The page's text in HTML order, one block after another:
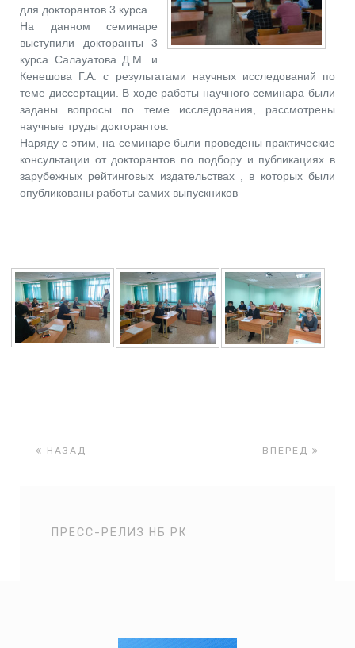
для докторантов 3 курса.
На данном семинаре
выступили докторанты 3
курса Салауатова Д.М. и
Кенешова Г.А. с результатами научных исследований по
теме диссертации. В ходе работы научного семинара были
заданы вопросы по теме исследования, рассмотрены
научные труды докторантов.
Наряду с этим, на семинаре были проведены практические
консультации от докторантов по подбору и публикациях в
зарубежных рейтинговых издательствах , в которых были
опубликованы работы самих выпускников
НАЗАД ВПЕРЕД
ПРЕСС-РЕЛИЗ НБ РК